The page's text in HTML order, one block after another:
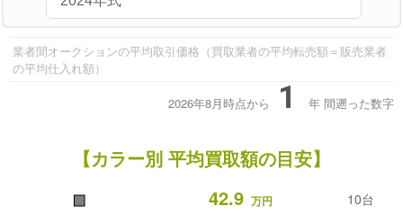
業者間オークションの平均取引価格（買取業者の平均転売額＝販売業者
の平均仕入れ額）
2026年8月時点から 1 年 間遡った数字
【カラー別 平均買取額の目安】
■ 42.9 万円 10台